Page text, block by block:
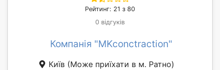
Рейтинг: 21 з 80
0 відгуків
Компанія "MKconctraction"
Київ (Може приїхати в м. Ратно)